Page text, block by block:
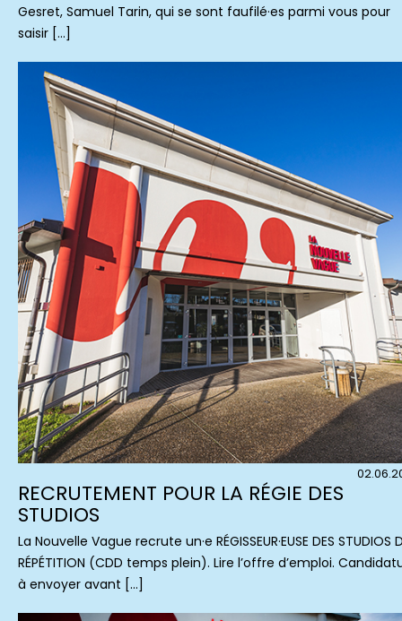
Gesret, Samuel Tarin, qui se sont faufilé·es parmi vous pour
saisir […]
RECRUTEMENT POUR LA RÉGIE DES
STUDIOS
La Nouvelle Vague recrute un·e RÉGISSEUR·EUSE DES STUDIOS
RÉPÉTITION (CDD temps plein). Lire l’offre d’emploi.
à envoyer avant […]